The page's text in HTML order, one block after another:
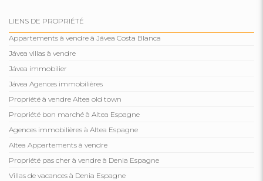
LIENS DE PROPRIÉTÉ
Appartements à vendre à Jávea Costa Blanca
Jávea villas à vendre
Jávea immobilier
Jávea Agences immobilières
Propriété à vendre Altea old town
Propriété bon marché à Altea Espagne
Agences immobilières à Altea Espagne
Altea Appartements à vendre
Propriété pas cher à vendre à Denia Espagne
Villas de vacances à Denia Espagne